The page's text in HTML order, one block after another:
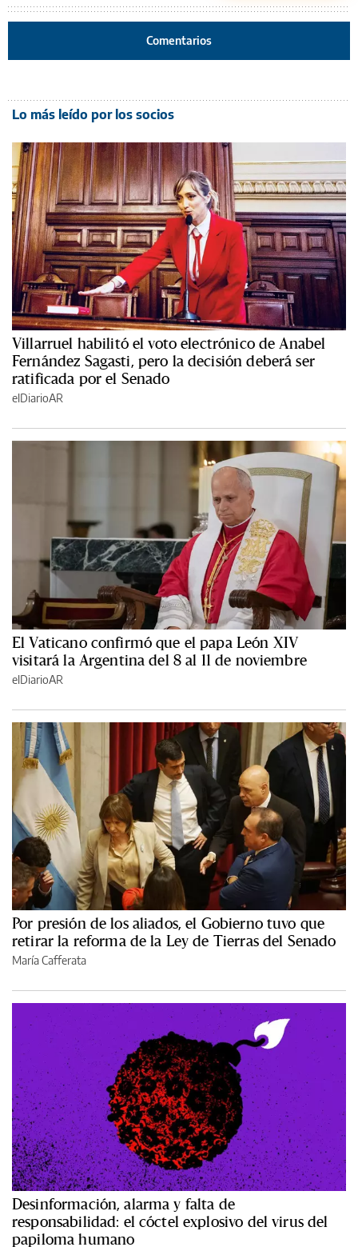
Comentarios
Lo más leído por los socios
Villarruel habilitó el voto electrónico de Anabel
Fernández Sagasti, pero la decisión deberá ser
ratificada por el Senado
elDiarioAR
El Vaticano confirmó que el papa León XIV
visitará la Argentina del 8 al 11 de noviembre
elDiarioAR
Por presión de los aliados, el Gobierno tuvo que
retirar la reforma de la Ley de Tierras del Senado
María Cafferata
Desinformación, alarma y falta de
responsabilidad: el cóctel explosivo del virus del
papiloma humano